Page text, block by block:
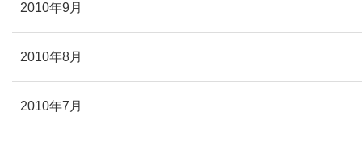
2010年9月
2010年8月
2010年7月